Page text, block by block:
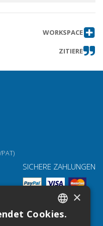
WORKSPACE
ZITIERE
SICHERE ZAHLUNGEN
ITALIAN
×
Cookies.